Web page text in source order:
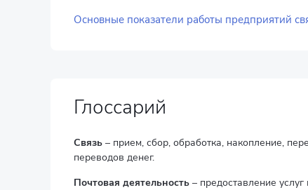
Основные показатели работы предприятий
Глоссарий
Связь – прием, сбор, обработка, накопление,
переводов денег.
Почтовая деятельность – предоставление